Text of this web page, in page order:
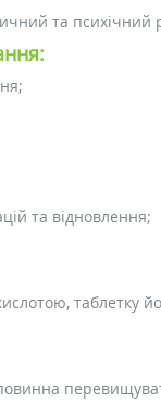
та психічний
та відновлення;
таблетку